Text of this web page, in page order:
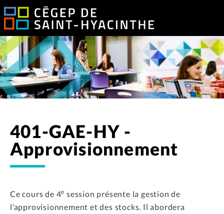
401-GAE-HY -
Approvisionnement
Ce cours de 4e session présente la gestion de
l’approvisionnement et des stocks. Il abordera